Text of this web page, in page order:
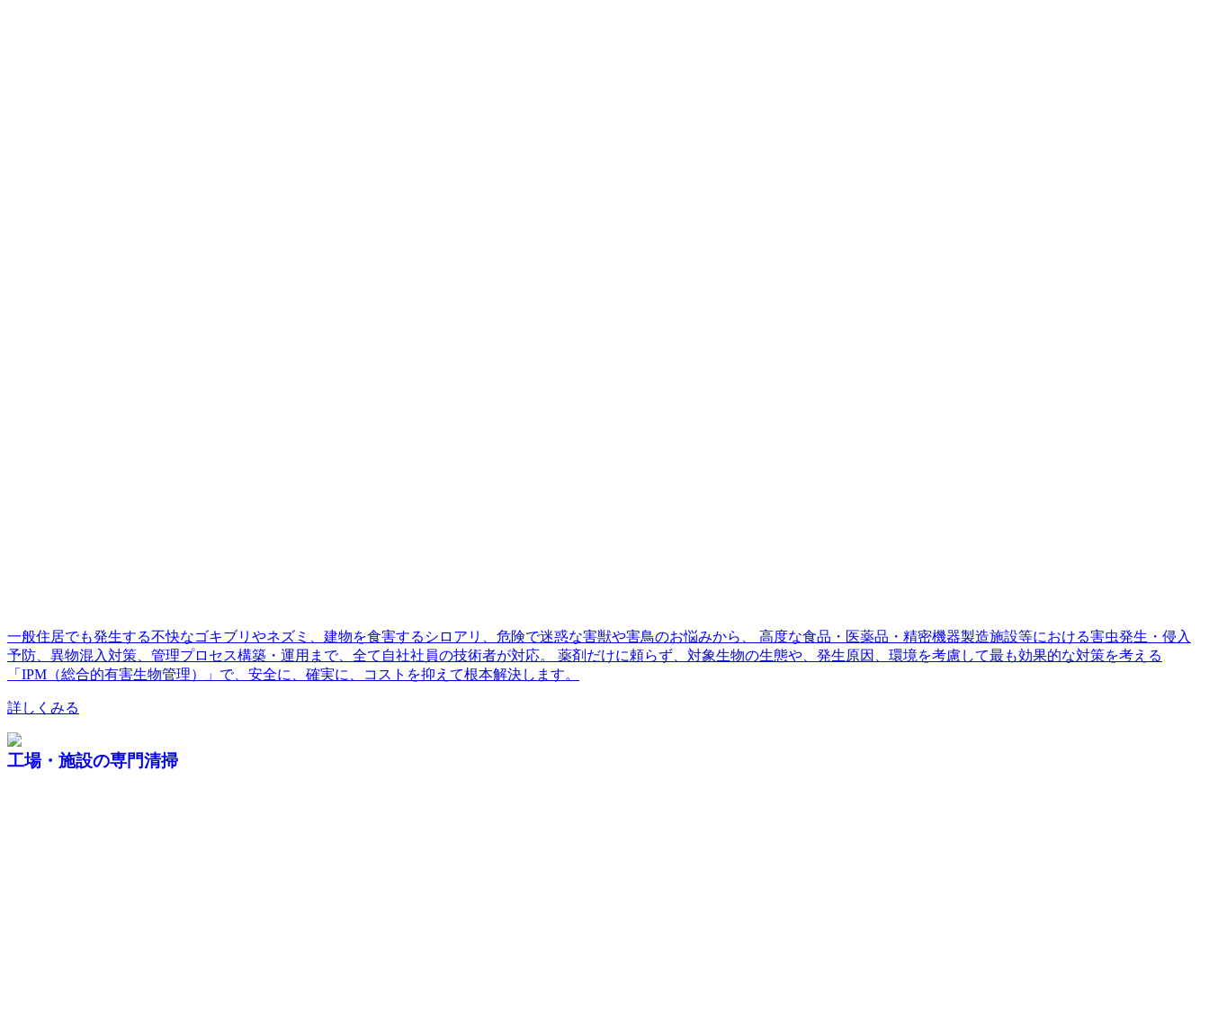
一般住居でも発生する不快なゴキブリやネズミ、建物を食害するシロアリ、危険で迷惑な害獣や害鳥のお悩みから、 高度な食品・医薬品・精密機器製造施設等における害虫発生・侵入
予防、異物混入対策、管理プロセス構築・運用まで、全て自社社員の技術者が対応。 薬剤だけに頼らず、対象生物の生態や、発生原因、環境を考慮して最も効果的な対策を考える
「IPM（総合的有害生物管理）」で、安全に、確実に、コストを抑えて根本解決します。
詳しくみる
工場・施設の専門清掃